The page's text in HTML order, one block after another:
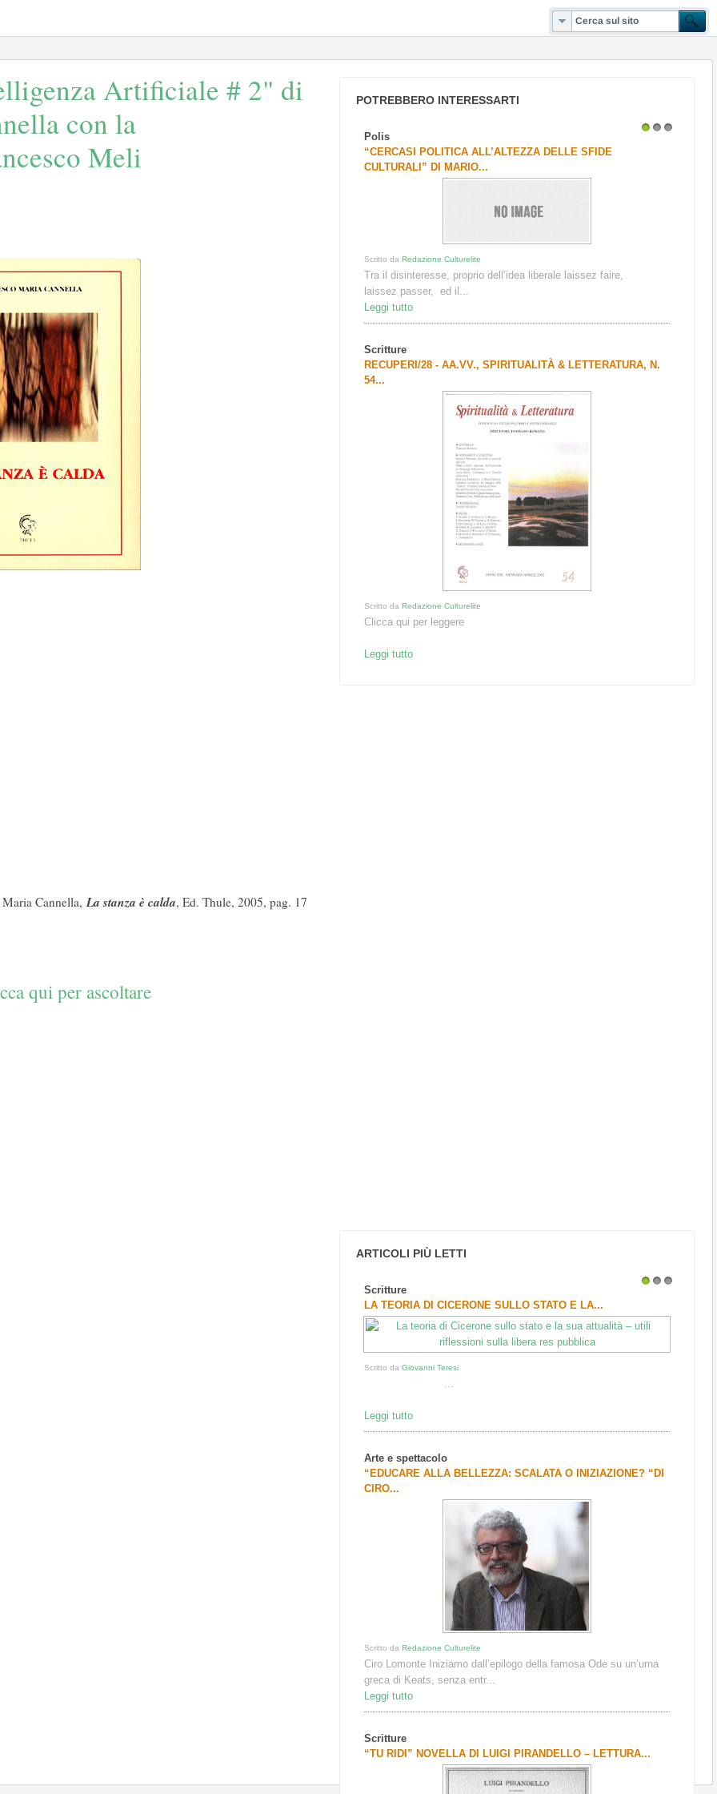
Artificiale # 2" di
con la
Meli
Maria Cannella,La stanza è calda, Ed. Thule, 2005, pag. 17
qui per ascoltare
POTREBBERO INTERESSARTI
Polis
“CERCASI POLITICA ALL’ALTEZZA DELLE SFIDE
CULTURALI” DI MARIO...
Scritto daRedazione Culturelite
Tra il disinteresse, proprio dell’idea liberale laissez faire,
laissez passer, ed il...
Leggi tutto
Scritture
RECUPERI/28 - AA.VV., SPIRITUALITÀ & LETTERATURA, N.
54...
Scritto daRedazione Culturelite
Clicca qui per leggere
Leggi tutto
ARTICOLI PIÙ LETTI
Scritture
LA TEORIA DI CICERONE SULLO STATO E LA...
Scritto daGiovanni Teresi
...
Leggi tutto
Arte e spettacolo
“EDUCARE ALLA BELLEZZA: SCALATA O INIZIAZIONE? “DI
CIRO...
Scritto daRedazione Culturelite
Ciro Lomonte Iniziamo dall’epilogo della famosa Ode su un’urna
greca di Keats, senza entr...
Leggi tutto
Scritture
“TU RIDI” NOVELLA DI LUIGI PIRANDELLO – LETTURA...